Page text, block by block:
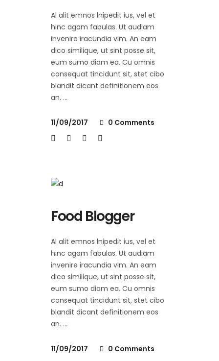
Al alit emnos lnipedit ius, vel et
hinc agam fabulas. Ut audiam
invenire iracundia vim. An eam
dico similique, ut sint posse sit,
eum sumo diam ea. Cu omnis
consequat tincidunt sit, stet cibo
blandit dicant definitionem eos
an.
11/09/2017 0 Comments
Food Blogger
Al alit emnos lnipedit ius, vel et
hinc agam fabulas. Ut audiam
invenire iracundia vim. An eam
dico similique, ut sint posse sit,
eum sumo diam ea. Cu omnis
consequat tincidunt sit, stet cibo
blandit dicant definitionem eos
an.
11/09/2017 0 Comments